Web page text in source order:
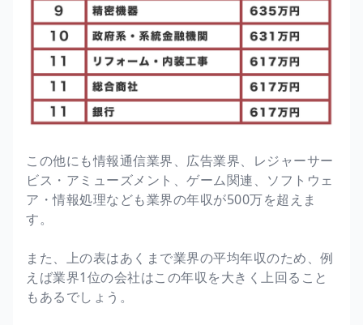
この他にも情報通信業界、広告業界、レジャーサー
ビス・アミューズメント、ゲーム関連、ソフトウェ
ア・情報処理なども業界の年収が500万を超えま
す。
また、上の表はあくまで業界の平均年収のため、例
えば業界1位の会社はこの年収を大きく上回ること
もあるでしょう。